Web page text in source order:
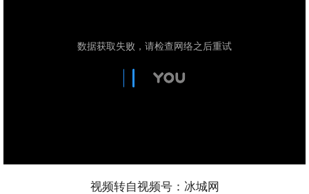
视频转自视频号：冰城网